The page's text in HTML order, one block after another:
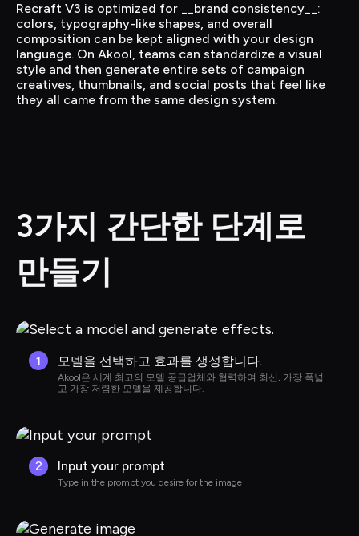
Recraft V3 is optimized for __brand consistency__:
colors, typography-like shapes, and overall
composition can be kept aligned with your design
language. On Akool, teams can standardize a visual
style and then generate entire sets of campaign
creatives, thumbnails, and social posts that feel like
they all came from the same design system.
3가지 간단한 단계로
만들기
1 모델을 선택하고 효과를 생성합니다.
Akool은 세계 최고의 모델 공급업체와 협력하여 최신, 가장 폭넓
고 가장 저렴한 모델을 제공합니다.
2 Input your prompt
Type in the prompt you desire for the image